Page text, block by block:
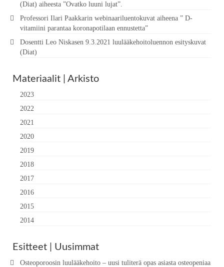
(Diat) aiheesta ”Ovatko luuni lujat”.
Professori Ilari Paakkarin webinaariluentokuvat aiheena ” D-
vitamiini parantaa koronapotilaan ennustetta”
Dosentti Leo Niskasen 9.3.2021 luulääkehoitoluennon esityskuvat
(Diat)
Materiaalit | Arkisto
2023
2022
2021
2020
2019
2018
2017
2016
2015
2014
Esitteet | Uusimmat
Osteoporoosin luulääkehoito – uusi tuliterä opas asiasta osteopeniaa